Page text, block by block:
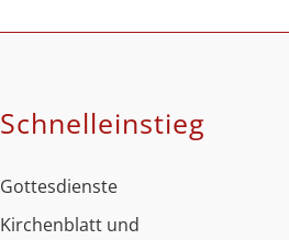
Schnell­einstieg
Gottesdienste
Kirchenblatt und